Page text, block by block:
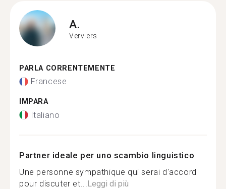
A.
Verviers
PARLA CORRENTEMENTE
Francese
IMPARA
Italiano
Partner ideale per uno scambio linguistico
Une personne sympathique qui serai d'accord
pour discuter et... Leggi di più